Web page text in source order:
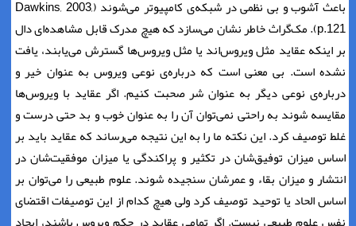
باعث آشوب و بی نظمی در شبکه‌ی کامپیوتر می‌شوند (Dawkins, 2003,
p.121). مک‌گراث خاطر نشان می‌سازد که هیچ مدرک قابل مشاهده‌ای دال
بر اینکه عقاید مثل ویروس‌اند یا مثل ویروس‌ها گسترش می‌یابند، یافت
نشده است. بی معنی است که درباره‌ی نوعی ویروس به عنوان خیر و
درباره‌ی نوعی دیگر به عنوان شر صحبت کنیم. اگر عقاید با ویروس‌ها
مقایسه شوند به راحتی نمی‌توان آن را به عنوان خوب و بد حتی درست و
غلط توصیف کرد. این نکته ما را به این نتیجه می‌رساند که عقاید باید بر
اساس میزان توفیق‌شان در تکثیر و پراکندگی یا میزان موفقیت‌شان در
انتشار و میزان بقاء و عمرشان سنجیده شوند. علوم طبیعی را می‌توان بر
اساس الحاد یا توحید توصیف کرد ولی هیچ کدام از این توصیفات اقتضای